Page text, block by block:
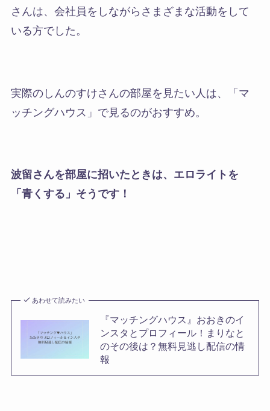
さんは、会社員をしながらさまざまな活動をして
いる方でした。
実際のしんのすけさんの部屋を見たい人は、「マ
ッチングハウス」で見るのがおすすめ。
波留さんを部屋に招いたときは、エロライトを
「青くする」そうです！
あわせて読みたい
『マッチングハウス』おおきのイ
ンスタとプロフィール！まりなと
のその後は？無料見逃し配信の情
報